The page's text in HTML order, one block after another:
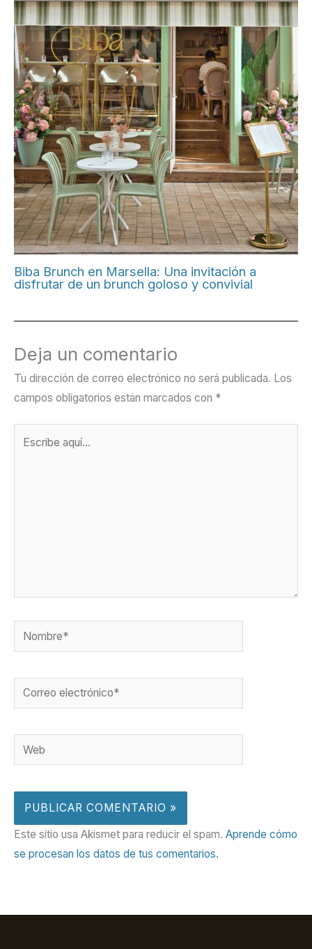
Biba Brunch en Marsella: Una invitación a
disfrutar de un brunch goloso y convivial
Deja un comentario
Tu dirección de correo electrónico no será publicada. Los
campos obligatorios están marcados con *
Nombre*
Correo
electrónico*
Web
Este sitio usa Akismet para reducir el spam. Aprende cómo
se procesan los datos de tus comentarios.